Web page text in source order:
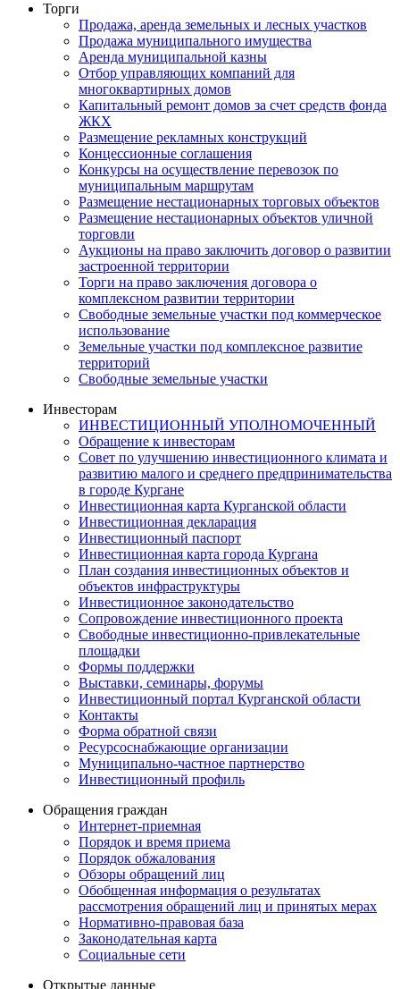
Торги
Продажа, аренда земельных и лесных участков
Продажа муниципального имущества
Аренда муниципальной казны
Отбор управляющих компаний для
многоквартирных домов
Капитальный ремонт домов за счет средств фонда
ЖКХ
Размещение рекламных конструкций
Концессионные соглашения
Конкурсы на осуществление перевозок по
муниципальным маршрутам
Размещение нестационарных торговых объектов
Размещение нестационарных объектов уличной
торговли
Аукционы на право заключить договор о развитии
застроенной территории
Торги на право заключения договора о
комплексном развитии территории
Свободные земельные участки под коммерческое
использование
Земельные участки под комплексное развитие
территорий
Свободные земельные участки
Инвесторам
ИНВЕСТИЦИОННЫЙ УПОЛНОМОЧЕННЫЙ
Обращение к инвесторам
Совет по улучшению инвестиционного климата и
развитию малого и среднего предпринимательства
в городе Кургане
Инвестиционная карта Курганской области
Инвестиционная декларация
Инвестиционный паспорт
Инвестиционная карта города Кургана
План создания инвестиционных объектов и
объектов инфраструктуры
Инвестиционное законодательство
Сопровождение инвестиционного проекта
Свободные инвестиционно-привлекательные
площадки
Формы поддержки
Выставки, семинары, форумы
Инвестиционный портал Курганской области
Контакты
Форма обратной связи
Ресурсоснабжающие организации
Муниципально-частное партнерство
Инвестиционный профиль
Обращения граждан
Интернет-приемная
Порядок и время приема
Порядок обжалования
Обзоры обращений лиц
Обобщенная информация о результатах
рассмотрения обращений лиц и принятых мерах
Нормативно-правовая база
Законодательная карта
Социальные сети
Открытые данные